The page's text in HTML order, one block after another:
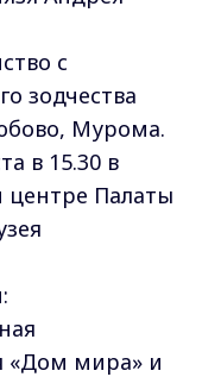
с
зодчества
Мурома.
в 15.30 в
центре Палаты
«Дом мира» и